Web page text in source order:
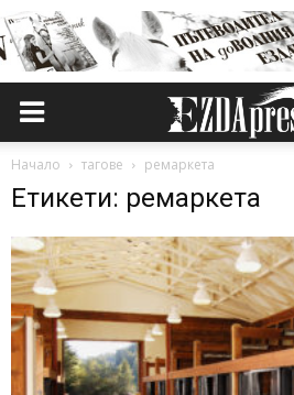
Начало тагове ремаркета
Етикети: ремаркета